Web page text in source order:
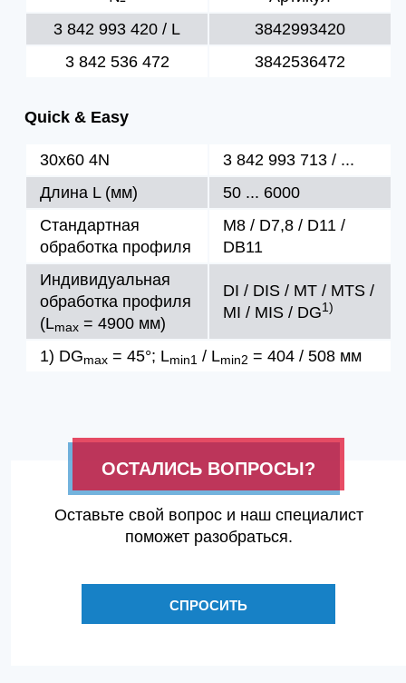
3 842 993 420 / L
3842993420
3 842 536 472
3842536472
Quick & Easy
30x60 4N
3 842 993 713 / ...
Длина L (мм)
50 ... 6000
Стандартная
обработка профиля
M8 / D7,8 / D11 /
DB11
Индивидуальная
обработка профиля
(Lmax = 4900 мм)
DI / DIS / MT / MTS /
MI / MIS / DG1)
1) DGmax = 45°; Lmin1 / Lmin2 = 404 / 508 мм
ОСТАЛИСЬ ВОПРОСЫ?
Оставьте свой вопрос и наш специалист
поможет разобраться.
СПРОСИТЬ